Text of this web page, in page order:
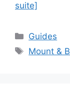
suite]
Catégories
Guides
Étiquettes
Mount &